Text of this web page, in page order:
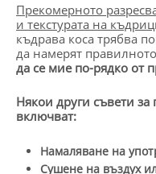
Прекомерното
и текстурата на
къдрава коса трябва
да намерят
да се мие по-рядко от
Някои други съвети за
включват:
Намаляване на
Сушене на въздух